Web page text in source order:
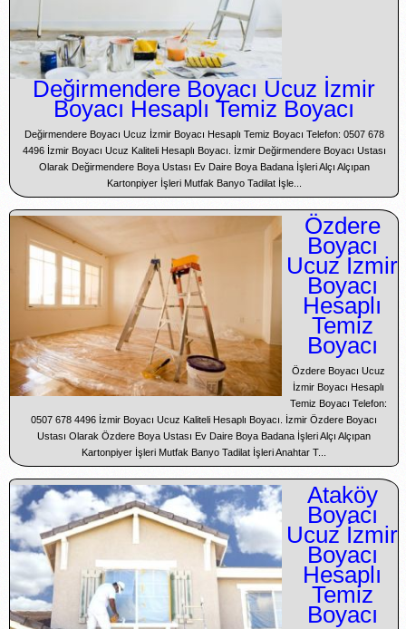
Değirmendere Boyacı Ucuz İzmir
Boyacı Hesaplı Temiz Boyacı
Değirmendere Boyacı Ucuz İzmir Boyacı Hesaplı Temiz Boyacı Telefon: 0507 678
4496 İzmir Boyacı Ucuz Kaliteli Hesaplı Boyacı. İzmir Değirmendere Boyacı Ustası
Olarak Değirmendere Boya Ustası Ev Daire Boya Badana İşleri Alçı Alçıpan
Kartonpiyer İşleri Mutfak Banyo Tadilat İşle...
Özdere
Boyacı
Ucuz İzmir
Boyacı
Hesaplı
Temiz
Boyacı
Özdere Boyacı Ucuz
İzmir Boyacı Hesaplı
Temiz Boyacı Telefon:
0507 678 4496 İzmir Boyacı Ucuz Kaliteli Hesaplı Boyacı. İzmir Özdere Boyacı
Ustası Olarak Özdere Boya Ustası Ev Daire Boya Badana İşleri Alçı Alçıpan
Kartonpiyer İşleri Mutfak Banyo Tadilat İşleri Anahtar T...
Ataköy
Boyacı
Ucuz İzmir
Boyacı
Hesaplı
Temiz
Boyacı